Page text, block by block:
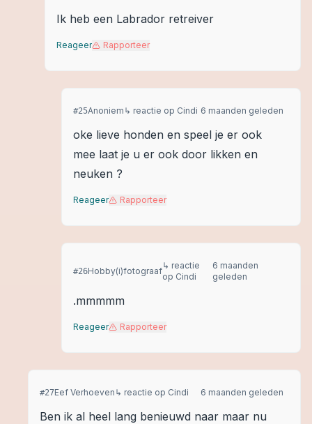
Ik heb een Labrador retreiver
Reageer Rapporteer
#25Anoniem ↳ reactie op Cindi 6 maanden geleden
oke lieve honden en speel je er ook
mee laat je u er ook door likken en
neuken ?
Reageer Rapporteer
#26Hobby(i)fotograaf
↳ reactie
op Cindi
6 maanden
geleden
.mmmmm
Reageer Rapporteer
#27Eef Verhoeven ↳ reactie op Cindi 6 maanden geleden
Ben ik al heel lang benieuwd naar maar nu